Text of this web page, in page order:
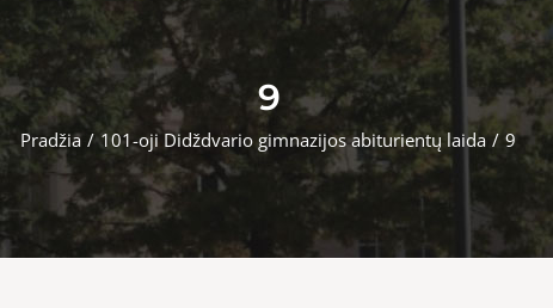
9
Pradžia / 101-oji Didždvario gimnazijos abiturientų laida / 9